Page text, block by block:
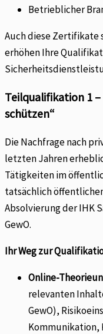
Betrieblicher
Auch diese Zertifikate
erhöhen Ihre
Teilqualifikation 1
schützen“
Die Nachfrage nach
letzten Jahren
Tätigkeiten im
tatsächlich
Absolvierung der IHK
GewO.
Ihr Weg zur
Online-
relevanten
GewO),